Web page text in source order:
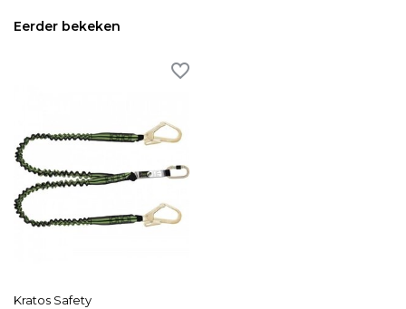
Eerder bekeken
Kratos Safety